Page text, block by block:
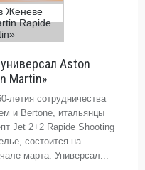
Aston
Martin»
летия сотрудничества
и Bertone, итальянцы
Jet 2+2 Rapide Shooting
состоится на
марта. Универсал...